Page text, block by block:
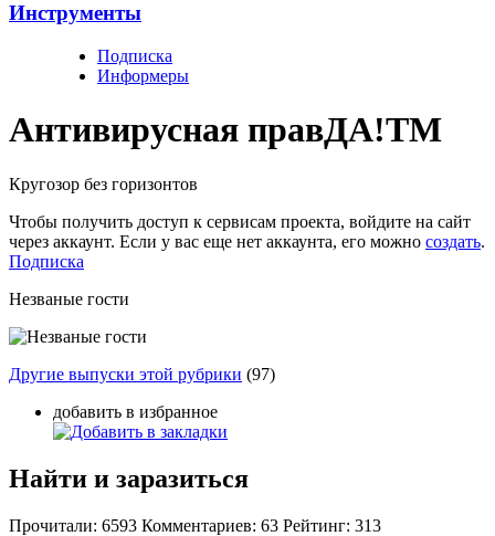
Инструменты
Подписка
Информеры
Антивирусная правДА!TM
Кругозор без горизонтов
Чтобы получить доступ к сервисам проекта, войдите на сайт
через аккаунт. Если у вас еще нет аккаунта, его можно создать.
Подписка
Незваные гости
Другие выпуски этой рубрики (97)
добавить в избранное
Найти и заразиться
Прочитали: 6593 Комментариев: 63 Рейтинг: 313